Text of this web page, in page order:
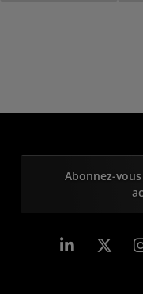
Abonnez-